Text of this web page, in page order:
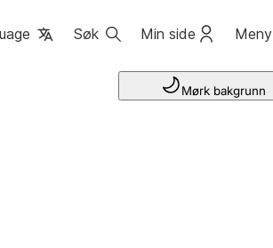
Søk Min side Meny
Mørk bakgrunn